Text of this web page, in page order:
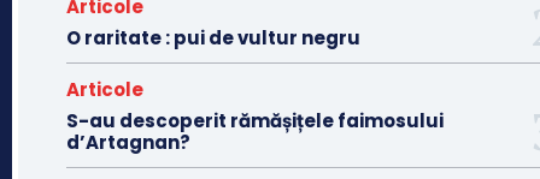
Articole
O raritate : pui de vultur negru
Articole
S-au descoperit rămășițele faimosului
d’Artagnan?